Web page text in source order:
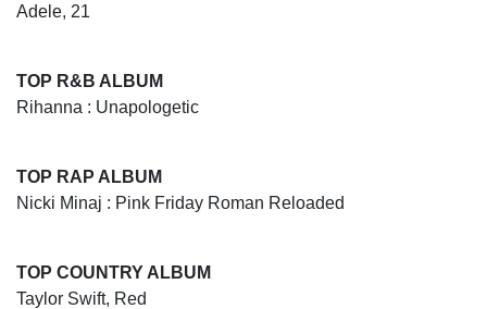
Adele, 21
TOP R&B ALBUM
Rihanna : Unapologetic
TOP RAP ALBUM
Nicki Minaj : Pink Friday Roman Reloaded
TOP COUNTRY ALBUM
Taylor Swift, Red